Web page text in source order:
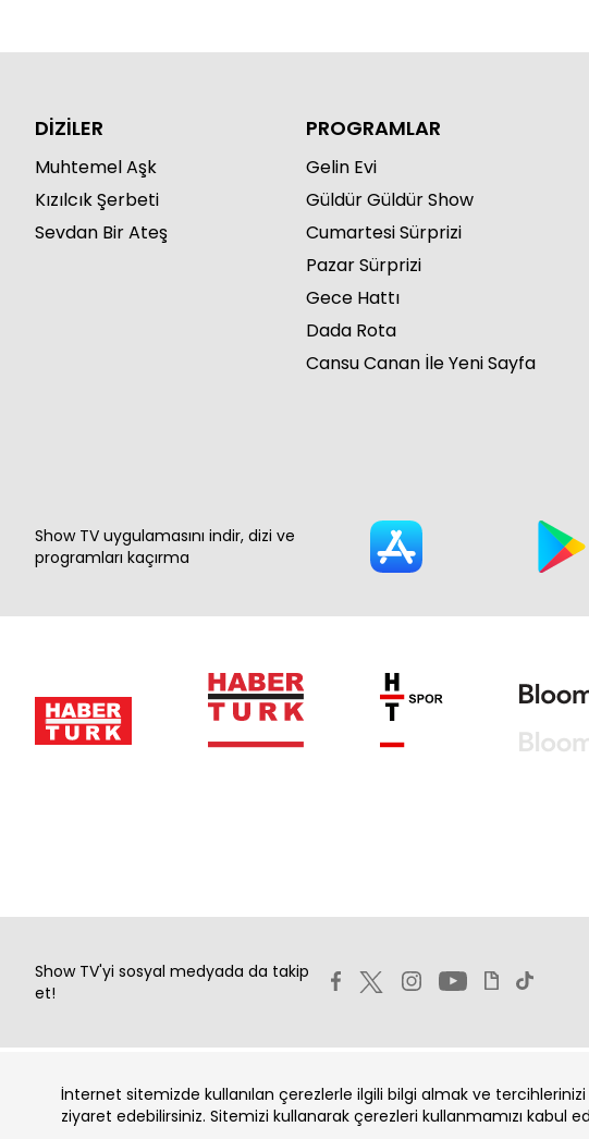
İnternet sitemizde kullanılan çerezlerle ilgili bilgi almak ve
ziyaret edebilirsiniz. Sitemizi kullanarak çerezleri kullanmamızı kabul
DİZİLER
Muhtemel Aşk
Kızılcık Şerbeti
Sevdan Bir Ateş
PROGRAMLAR
Gelin Evi
Güldür Güldür Show
Cumartesi Sürprizi
Pazar Sürprizi
Gece Hattı
Dada Rota
Cansu Canan İle Yeni Sayfa
Show TV uygulamasını indir, dizi ve
programları kaçırma
Show TV'yi sosyal medyada da takip
et!
Copyright 2026 Show Televizyon Yayıncılık A.Ş.